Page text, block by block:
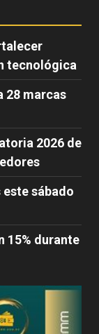
tecnológica
28 marcas
2026 de
sábado
15% durante